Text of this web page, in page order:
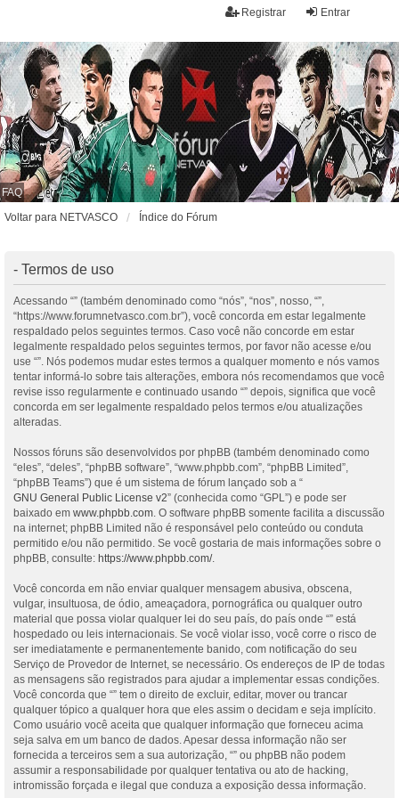
Entrar
Registrar
FAQ
Voltar para NETVASCO
Índice do Fórum
- Termos de uso
Acessando “” (também denominado como “nós”, “nos”, nosso, “”,
“https://www.forumnetvasco.com.br”), você concorda em estar legalmente
respaldado pelos seguintes termos. Caso você não concorde em estar
legalmente respaldado pelos seguintes termos, por favor não acesse e/ou
use “”. Nós podemos mudar estes termos a qualquer momento e nós vamos
tentar informá-lo sobre tais alterações, embora nós recomendamos que você
revise isso regularmente e continuado usando “” depois, significa que você
concorda em ser legalmente respaldado pelos termos e/ou atualizações
alteradas.
Nossos fóruns são desenvolvidos por phpBB (também denominado como
“eles”, “deles”, “phpBB software”, “www.phpbb.com”, “phpBB Limited”,
“phpBB Teams”) que é um sistema de fórum lançado sob a “
GNU General Public License v2” (conhecida como “GPL”) e pode ser
baixado em www.phpbb.com. O software phpBB somente facilita a discussão
na internet; phpBB Limited não é responsável pelo conteúdo ou conduta
permitido e/ou não permitido. Se você gostaria de mais informações sobre o
phpBB, consulte: https://www.phpbb.com/.
Você concorda em não enviar qualquer mensagem abusiva, obscena,
vulgar, insultuosa, de ódio, ameaçadora, pornográfica ou qualquer outro
material que possa violar qualquer lei do seu país, do país onde “” está
hospedado ou leis internacionais. Se você violar isso, você corre o risco de
ser imediatamente e permanentemente banido, com notificação do seu
Serviço de Provedor de Internet, se necessário. Os endereços de IP de todas
as mensagens são registrados para ajudar a implementar essas condições.
Você concorda que “” tem o direito de excluir, editar, mover ou trancar
qualquer tópico a qualquer hora que eles assim o decidam e seja implícito.
Como usuário você aceita que qualquer informação que forneceu acima
seja salva em um banco de dados. Apesar dessa informação não ser
fornecida a terceiros sem a sua autorização, “” ou phpBB não podem
assumir a responsabilidade por qualquer tentativa ou ato de hacking,
intromissão forçada e ilegal que conduza a exposição dessa informação.